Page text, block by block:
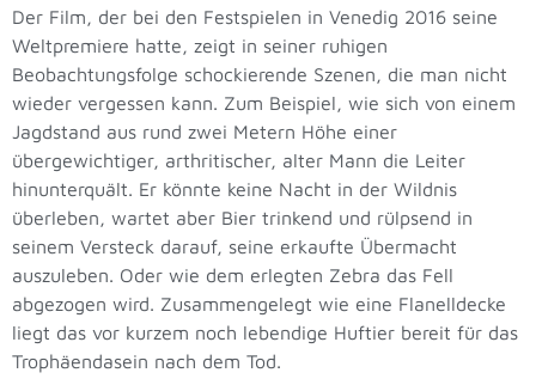
Der Film, der bei den Festspielen in Venedig 2016 seine
Weltpremiere hatte, zeigt in seiner ruhigen
Beobachtungsfolge schockierende Szenen, die man nicht
wieder vergessen kann. Zum Beispiel, wie sich von einem
Jagdstand aus rund zwei Metern Höhe einer
übergewichtiger, arthritischer, alter Mann die Leiter
hinunterquält. Er könnte keine Nacht in der Wildnis
überleben, wartet aber Bier trinkend und rülpsend in
seinem Versteck darauf, seine erkaufte Übermacht
auszuleben. Oder wie dem erlegten Zebra das Fell
abgezogen wird. Zusammengelegt wie eine Flanelldecke
liegt das vor kurzem noch lebendige Huftier bereit für das
Trophäendasein nach dem Tod.